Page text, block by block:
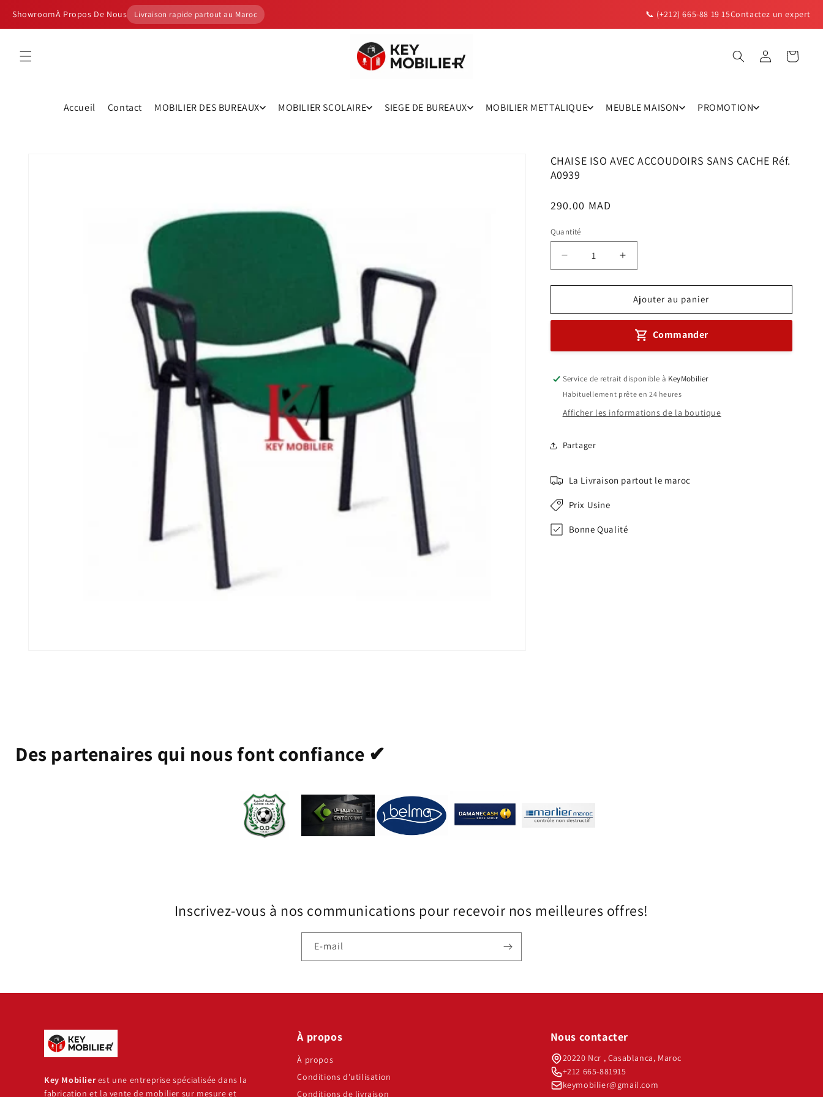
passer
ShowroomÀ Propos De Nous Livraison rapide partout au Maroc 📞 (+212) 665-88 19 15Contactez un expert
Connexion Panier
Accueil Contact MOBILIER DES BUREAUX MOBILIER SCOLAIRE SIEGE DE BUREAUX MOBILIER METTALIQUE MEUBLE MAISON PROMOTION
CHAISE ISO AVEC ACCOUDOIRS SANS CACHE Réf.
A0939
Prix
290.00 MAD
Quantité
Réduire
la
quantité
CHAISE
ACCOUDOIRS
CACHE
Réf.
Augmenter
la
quantité
de
CHAISE
AVEC
ACCOUDOIRS
CACHE
Réf.
Ajouter au panier
Commander
Service de retrait disponible à KeyMobilier
Habituellement prête en 24 heures
Afficher les informations de la boutique
Partager
La Livraison partout le maroc
Prix Usine
Bonne Qualité
Des partenaires qui nous font confiance ✔
Inscrivez-vous à nos communications pour recevoir nos meilleures offres!
E-mail
Key Mobilierest une entreprise spécialisée dans la
fabrication et la vente de mobilier sur mesure et
À propos
À propos
Conditions d'utilisation
Conditions de livraison
Nous contacter
20220 Ncr , Casablanca, Maroc
+212 665-881915
keymobilier@gmail.com